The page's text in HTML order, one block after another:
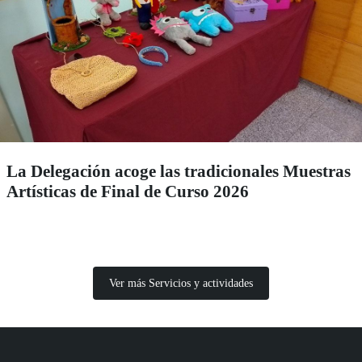
La Delegación acoge las tradicionales Muestras
Artísticas de Final de Curso 2026
Ver más Servicios y actividades